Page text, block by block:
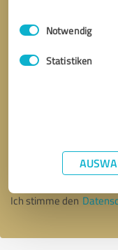
Impressum
Einwilligungsauswahl
Notwendig
Statistiken
Ich stimme den